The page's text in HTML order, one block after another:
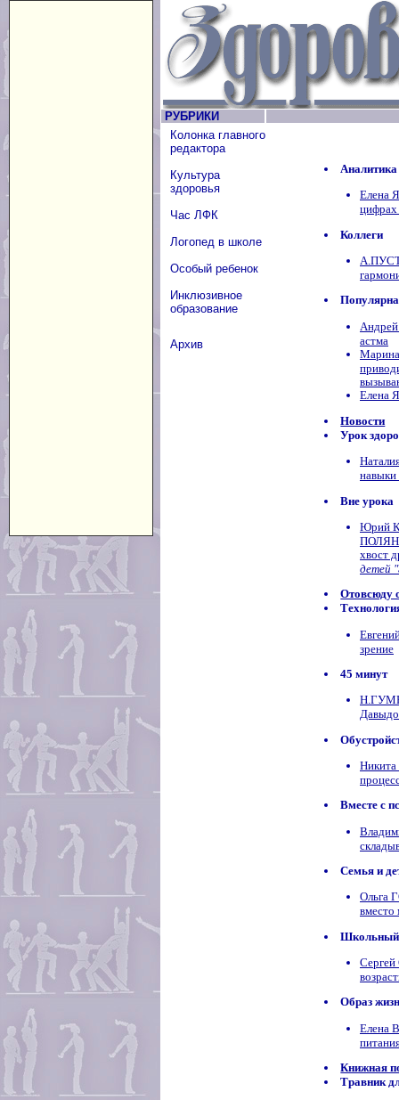
РУБРИКИ
Колонка главного
редактора
Культура
здоровья
Час ЛФК
Логопед в школе
Особый ребенок
Инклюзивное
образование
Архив
Аналитика
Елена
цифрах
Коллеги
астма
Елена
Новости
Урок
навыки
Вне урока
Юрий
хвост
детей
Отовсюду
зрение
45 минут
Вместе с
Семья и
Ольга
Школьный
Образ
Елена
Книжная
Травник